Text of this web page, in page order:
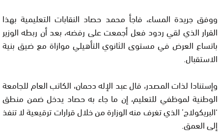
ووفق جريدة المساء، فاجأ محمد حصاد النقابات التعليمية بهذا
القرار الذي لقي ردود فعل أجمعت على رفضه، بعد أن ربطه الوزير
باتساع العرض في مستوى الثانوي التأهيلي موازاة مع ضيق بنية
الاستقبال.
وإستنادا لذات المصدر، قال عبد الإله دحمان، الكاتب العام للجامعة
الوطنية لموظفي للتعليم، إن ما جاء به حصاد يدخل ضمن منطق
‘البريكولاج’ الذي تغرف منه الوزارة من خلال قرارات ترقيعية لا تنفذ
إلى العمق.